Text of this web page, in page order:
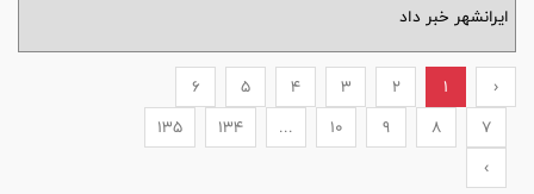
ایرانشهر خبر داد
‹
1
2
3
4
5
6
7
8
9
10
...
134
135
›